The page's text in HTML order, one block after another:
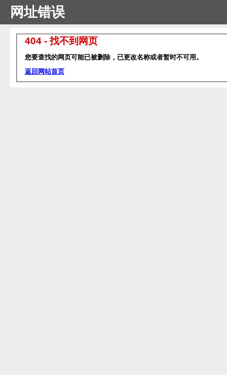
网址错误
404 - 找不到网页
您要查找的网页可能已被删除，已更改名称或者暂时不可用。
返回网站首页